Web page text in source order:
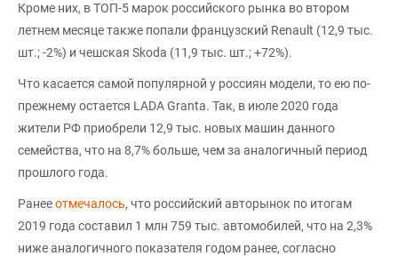
Кроме них, в ТОП-5 марок российского рынка во втором
летнем месяце также попали французский Renault (12,9 тыс.
шт.; -2%) и чешская Skoda (11,9 тыс. шт.; +72%).
Что касается самой популярной у россиян модели, то ею по-
прежнему остается LADA Granta. Так, в июле 2020 года
жители РФ приобрели 12,9 тыс. новых машин данного
семейства, что на 8,7% больше, чем за аналогичный период
прошлого года.
Ранееотмечалось, что российский авторынок по итогам
2019 года составил 1 млн 759 тыс. автомобилей, что на 2,3%
ниже аналогичного показателя годом ранее, согласно